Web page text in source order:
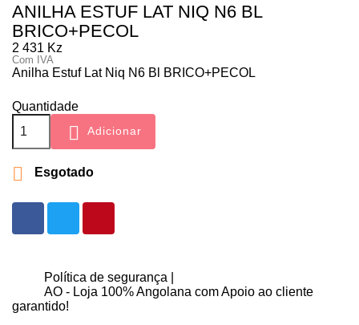
ANILHA ESTUF LAT NIQ N6 BL
BRICO+PECOL
2 431 Kz
Com IVA
Anilha Estuf Lat Niq N6 Bl BRICO+PECOL
Quantidade
 Adicionar
 Esgotado
Política de segurança |
AO - Loja 100% Angolana com Apoio ao cliente
garantido!